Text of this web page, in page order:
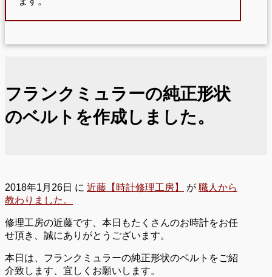
フランクミュラーの純正形状
のベルトを作成しました。
2018年1月26日 に 近藤【時計修理工房】 が 職人から
教わりました。
修理工房の近藤です、本日もたくさんのお時計をお任
せ頂き、誠にありがとうございます。
本日は、フランクミュラーの純正形状のベルトをご紹
介致します、宜しくお願いします。